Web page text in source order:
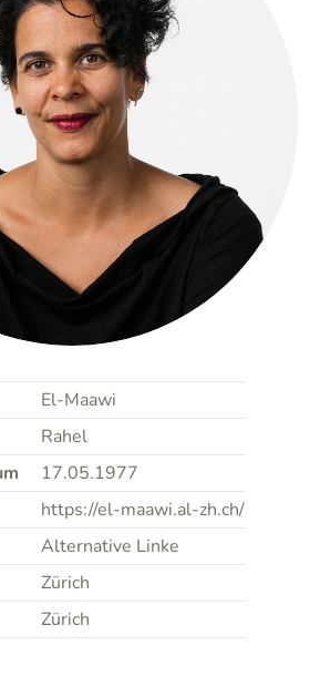
El-Maawi
Rahel
17.05.1977
https://el-maawi.al-zh.ch/
Alternative Linke
Zürich
Zürich